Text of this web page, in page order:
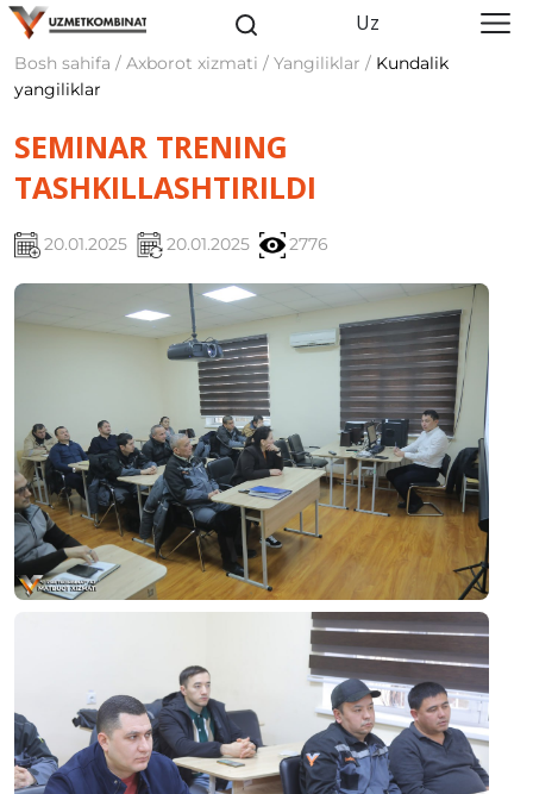
Uz
Bosh sahifa / Axborot xizmati / Yangiliklar / Kundalik
yangiliklar
SEMINAR TRENING
TASHKILLASHTIRILDI
20.01.2025 20.01.2025 2776